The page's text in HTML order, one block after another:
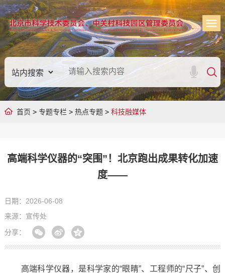
首页 > 专题专栏 > 热点专题> 科技融媒体
高端科学仪器的“突围”！北京跑出成果转化加速
度——
日期：2026-06-08
来源：宣传处
分享：
高端科学仪器，是科学家的“眼睛”、工程师的“尺子”、创